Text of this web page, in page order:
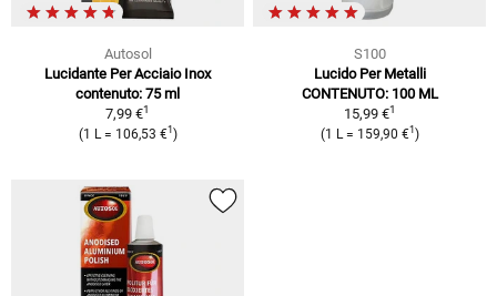
Autosol
Lucidante Per Acciaio Inox
contenuto: 75 ml
7,99 €1
(1 L = 106,53 €1 )
S100
Lucido Per Metalli
CONTENUTO: 100 ML
15,99 €1
(1 L = 159,90 €1 )